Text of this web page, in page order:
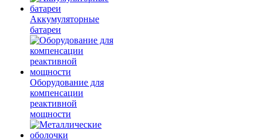
Аккумуляторные
батареи
Оборудование для
компенсации
реактивной
мощности